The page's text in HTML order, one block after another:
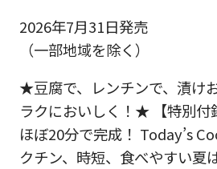
2026年7月31日発売
（一部地域を除く）
★豆腐で、レンチンで、漬け
ラクにおいしく！★ 【特別付
ほぼ20分で完成！ Today’s
クチン、時短、食べやすい夏